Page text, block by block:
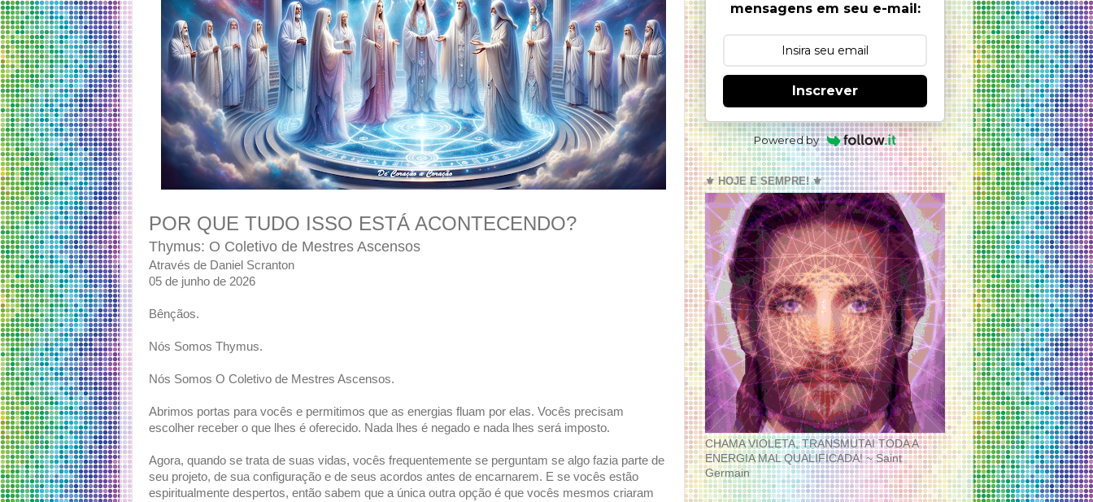
POR QUE TUDO ISSO ESTÁ ACONTECENDO?
Thymus: O Coletivo de Mestres Ascensos
Através de Daniel Scranton
05 de junho de 2026
Bênçãos.
Nós Somos Thymus.
Nós Somos O Coletivo de Mestres Ascensos.
Abrimos portas para vocês e permitimos que as energias fluam por elas. Vocês precisam
escolher receber o que lhes é oferecido. Nada lhes é negado e nada lhes será imposto.
Agora, quando se trata de suas vidas, vocês frequentemente se perguntam se algo fazia parte de
seu projeto, de sua configuração e de seus acordos antes de encarnarem. E se vocês estão
espiritualmente despertos, então sabem que a única outra opção é que vocês mesmos criaram
mensagens em seu e-mail:
Inscrever
Powered by
⚜️ HOJE E SEMPRE! ⚜️
CHAMA VIOLETA, TRANSMUTAI TODA A
ENERGIA MAL QUALIFICADA! ~ Saint
Germain